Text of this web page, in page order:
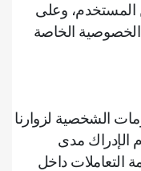
وعلى
الخاصة
الشخصية لزوارنا
مدى
داخل